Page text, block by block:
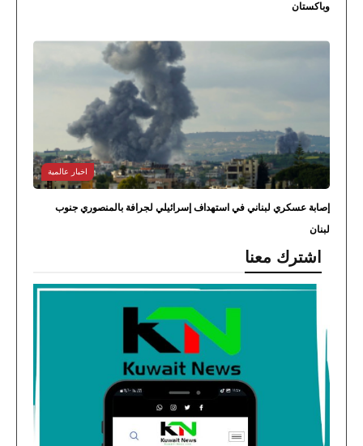
وباكستان
اخبار عالمية
إصابة عسكري لبناني في استهداف إسرائيلي لجرافة بالمنصوري جنوب
لبنان
اشترك معنا